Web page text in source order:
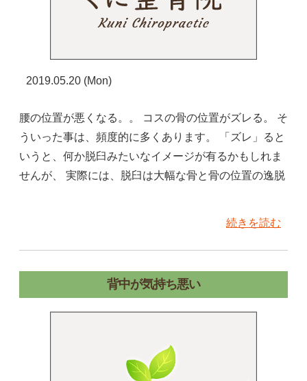
2019.05.20 (Mon)
腰の位置が悪くなる。。 コスの骨の位置がズレる。 そ
ういった事は、頻度的に多くあります。 「ズレ」ると
いうと、何か脱臼みたいなイメージが有るかもしれま
せんが、 実際には、脱臼は大幅な骨と骨の位置の逸脱
続きを読む
背中が気持ち悪い